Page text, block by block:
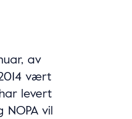
av
vært
levert
vil